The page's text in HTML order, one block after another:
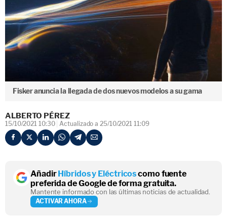
Fisker anuncia la llegada de dos nuevos modelos a su gama
ALBERTO PÉREZ
15/10/2021 10:30 Actualizado a 25/10/2021 11:09
AñadirHíbridos y Eléctricoscomo fuente
preferida de Google de forma gratuita.
Mantente informado con las últimas noticias de actualidad.
ACTIVAR AHORA